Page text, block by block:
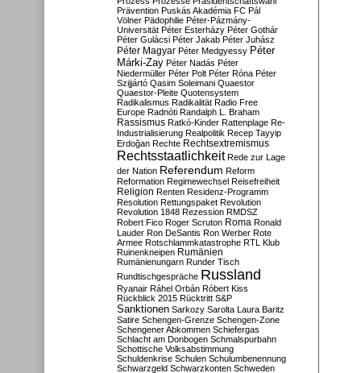
Prävention Puskás Akadémia FC Pál
Völner Pädophilie Péter-Pázmány-
Universität Péter Esterházy Péter Gothár
Péter Gulácsi Péter Jakab Péter Juhász
Péter Magyar Péter Medgyessy Péter
Márki-Zay Péter Nadás Péter
Niedermüller Péter Polt Péter Róna Péter
Szijjártó Qasim Soleimani Quaestor
Quaestor-Pleite Quotensystem
Radikalismus Radikalität Radio Free
Europe Radnóti Randalph L. Braham
Rassismus Ratkó-Kinder Rattenplage Re-
Industrialisierung Realpolitik Recep Tayyip
Erdoğan Rechte Rechtsextremismus
Rechtsstaatlichkeit Rede zur Lage
der Nation Referendum Reform
Reformation Regimewechsel Reisefreiheit
Religion Renten Residenz-Programm
Resolution Rettungspaket Revolution
Revolution 1848 Rezession RMDSZ
Robert Fico Roger Scruton Roma Ronald
Lauder Ron DeSantis Ron Werber Rote
Armee Rotschlammkatastrophe RTL Klub
Ruinenkneipen Rumänien
Rumänienungarn Runder Tisch
Rundtischgespräche Russland
Ryanair Ráhel Orbán Róbert Kiss
Rückblick 2015 Rücktritt S&P
Sanktionen Sarkozy Sarolta Laura Baritz
Satire Schengen-Grenze Schengen-Zone
Schengener Abkommen Schiefergas
Schlacht am Donbogen Schmalspurbahn
Schottische Volksabstimmung
Schuldenkrise Schulen Schulumbenennung
Schwarzgeld Schwarzkonten Schweden